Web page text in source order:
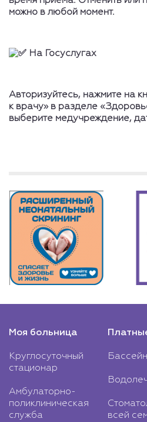
можно в любой момент.
На Госуслугах
Авторизуйтесь, нажмите на
к врачу» в разделе
выберите медучреждение,
Моя больница
Круглосуточный
стационар
Амбулаторно-
поликлиническая
служба
Бассейн
всей